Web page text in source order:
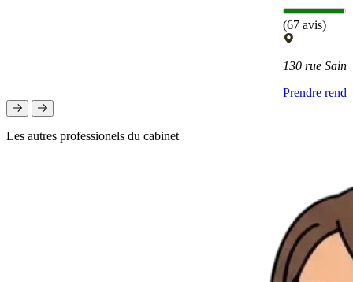
(67 avis)
130 rue
Prendre
Les autres professionels du cabinet